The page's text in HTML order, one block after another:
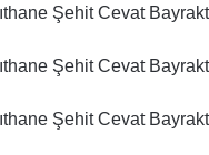
Şehit Cevat
Şehit Cevat
Şehit Cevat